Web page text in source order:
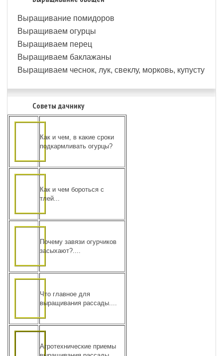
Выращивание помидоров
Выращиваем огурцы
Выращиваем перец
Выращиваем баклажаны
Выращиваем чеснок, лук, свеклу, морковь, купусту
Советы дачнику
Как и чем, в какие сроки
подкармливать огурцы?
Как и чем бороться с
тлей...
Почему завязи огурчиков
засыхают?....
Что главное для
выращивания рассады....
Агротехнические приемы